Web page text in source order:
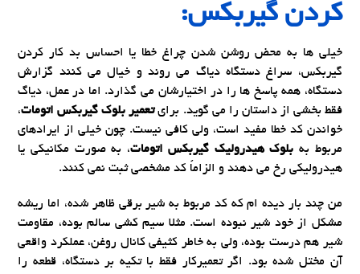
کردن گیربکس:
خیلی ها به محض روشن شدن چراغ خطا یا احساس بد کار کردن
گیربکس، سراغ دستگاه دیاگ می روند و خیال می کنند گزارش
دستگاه، همه پاسخ ها را در اختیارشان می گذارد. اما در عمل، دیاگ
فقط بخشی از داستان را می گوید. برایتعمیر بلوک گیربکس اتومات،
خواندن کد خطا مفید است، ولی کافی نیست. چون خیلی از ایرادهای
مربوط به بلوک هیدرولیک گیربکس اتومات، به صورت مکانیکی یا
هیدرولیکی رخ می دهند و الزاماً کد مشخصی ثبت نمی کنند.
من چند بار دیده ام که کد مربوط به شیر برقی ظاهر شده، اما ریشه
مشکل از خود شیر نبوده است. مثلا سیم کشی سالم بوده، مقاومت
شیر هم درست بوده، ولی به خاطر کثیفی کانال روغن، عملکرد واقعی
آن مختل شده بود. اگر تعمیرکار فقط با تکیه بر دستگاه، قطعه را